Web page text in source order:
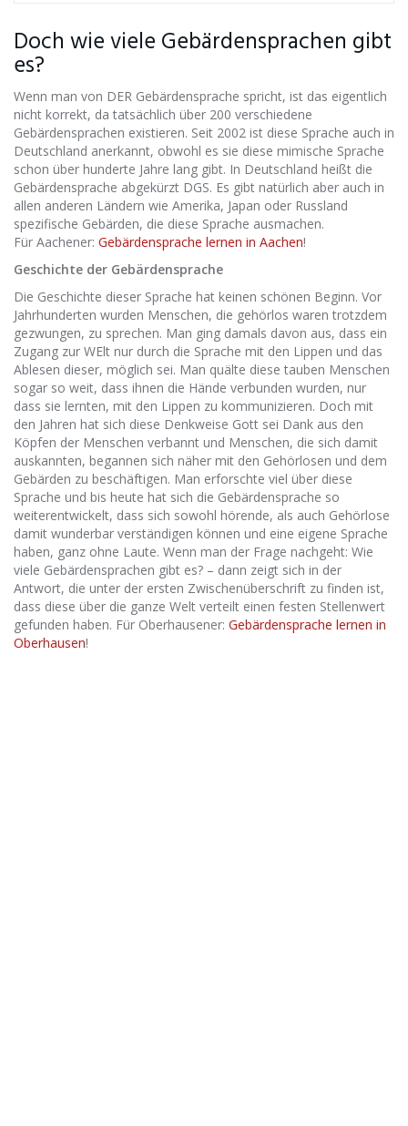
Doch wie viele Gebärdensprachen gibt
es?
Wenn man von DER Gebärdensprache spricht, ist das eigentlich
nicht korrekt, da tatsächlich über 200 verschiedene
Gebärdensprachen existieren. Seit 2002 ist diese Sprache auch in
Deutschland anerkannt, obwohl es sie diese mimische Sprache
schon über hunderte Jahre lang gibt. In Deutschland heißt die
Gebärdensprache abgekürzt DGS. Es gibt natürlich aber auch in
allen anderen Ländern wie Amerika, Japan oder Russland
spezifische Gebärden, die diese Sprache ausmachen.
Für Aachener: Gebärdensprache lernen in Aachen!
Geschichte der Gebärdensprache
Die Geschichte dieser Sprache hat keinen schönen Beginn. Vor
Jahrhunderten wurden Menschen, die gehörlos waren trotzdem
gezwungen, zu sprechen. Man ging damals davon aus, dass ein
Zugang zur WElt nur durch die Sprache mit den Lippen und das
Ablesen dieser, möglich sei. Man quälte diese tauben Menschen
sogar so weit, dass ihnen die Hände verbunden wurden, nur
dass sie lernten, mit den Lippen zu kommunizieren. Doch mit
den Jahren hat sich diese Denkweise Gott sei Dank aus den
Köpfen der Menschen verbannt und Menschen, die sich damit
auskannten, begannen sich näher mit den Gehörlosen und dem
Gebärden zu beschäftigen. Man erforschte viel über diese
Sprache und bis heute hat sich die Gebärdensprache so
weiterentwickelt, dass sich sowohl hörende, als auch Gehörlose
damit wunderbar verständigen können und eine eigene Sprache
haben, ganz ohne Laute. Wenn man der Frage nachgeht: Wie
viele Gebärdensprachen gibt es? – dann zeigt sich in der
Antwort, die unter der ersten Zwischenüberschrift zu finden ist,
dass diese über die ganze Welt verteilt einen festen Stellenwert
gefunden haben. Für Oberhausener: Gebärdensprache lernen in
Oberhausen!